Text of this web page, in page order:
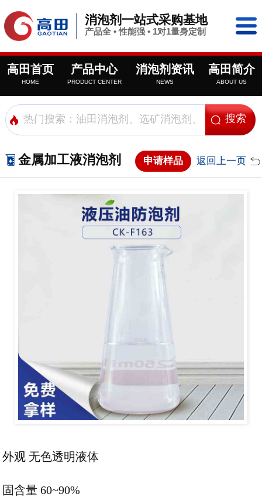
消泡剂一站式采购基地
产品全 • 性能强 • 1对1量身定制
高田首页
HOME
产品中心
PRODUCT CENTER
消泡剂资讯
NEWS
高田简介
ABOUT US
金属加工液消泡剂 申请样品 返回上一页
外观 无色透明液体
固含量 60~90%